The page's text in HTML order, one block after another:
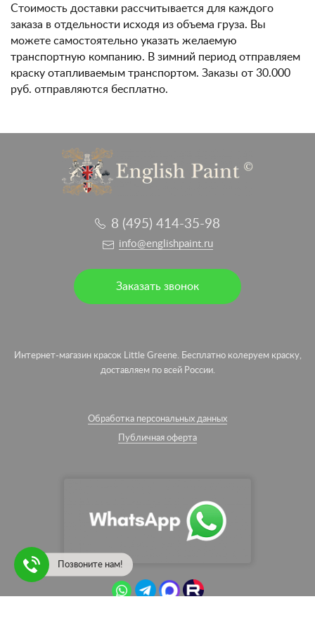
Стоимость доставки рассчитывается для каждого
заказа в отдельности исходя из объема груза. Вы
можете самостоятельно указать желаемую
транспортную компанию. В зимний период отправляем
краску отапливаемым транспортом. Заказы от 30.000
руб. отправляются бесплатно.
8 (495) 414-35-98
info@englishpaint.ru
Заказать звонок
Интернет-магазин красок Little Greene. Бесплатно колеруем краску,
доставляем по всей России.
Обработка персональных данных
Публичная оферта
Позвоните нам!